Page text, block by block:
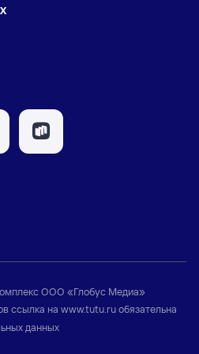
ООО «Глобус Медиа»
ссылка на www.tutu.ruобязательна
данных